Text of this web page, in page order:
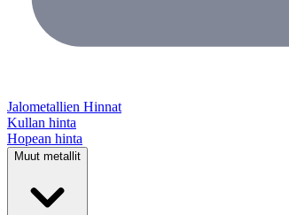
Jalometallien Hinnat
Kullan hinta
Hopean hinta
Muut metallit